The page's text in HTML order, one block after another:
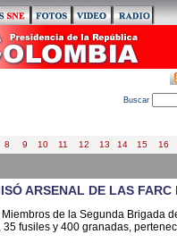
Buscar
8 9 10 11 12 13 14 15 16
ARSENAL DE LAS
Miembros de la Segunda Brigada
fusiles y 400 granadas,